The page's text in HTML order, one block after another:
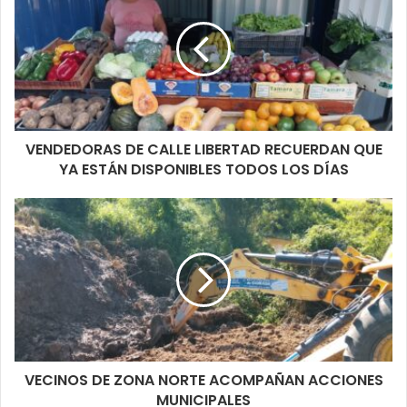
VENDEDORAS DE CALLE LIBERTAD RECUERDAN QUE
YA ESTÁN DISPONIBLES TODOS LOS DÍAS
VECINOS DE ZONA NORTE ACOMPAÑAN ACCIONES
MUNICIPALES